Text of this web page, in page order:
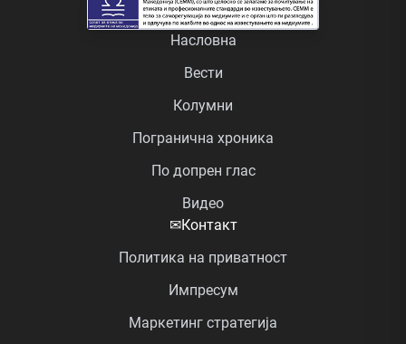
Насловна
Вести
Колумни
Погранична хроника
По допрен глас
Видео
✉Контакт
Политика на приватност
Импресум
Маркетинг стратегија